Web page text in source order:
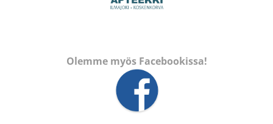
Olemme myös Facebookissa!